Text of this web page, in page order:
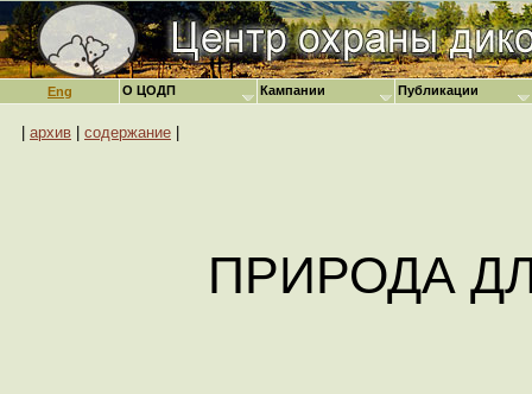
Eng
архив содержание
ПРИРОДА
О ЦОДП Кампании Публикации